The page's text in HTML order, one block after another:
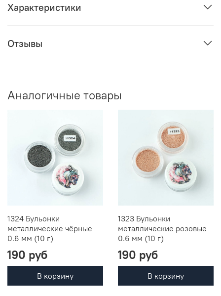
Характеристики
Отзывы
Аналогичные товары
1324 Бульонки
металлические чёрные
0.6 мм (10 г)
190 руб
В корзину
1323 Бульонки
металлические розовые
0.6 мм (10 г)
190 руб
В корзину